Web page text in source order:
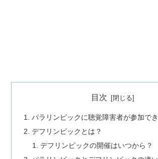
目次
パラリンピックに聴覚障害者が参加で
デフリンピックとは？
デフリンピックの開催はいつから？